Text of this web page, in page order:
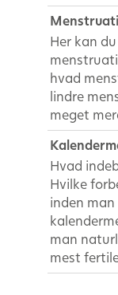
Her kan
hvad
lindre
meget
Hvad
Hvilke
inden
man
mest